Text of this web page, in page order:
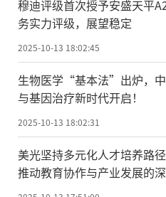
穆迪评级首次授予安盛天平
务实力评级，展望稳定
2025-10-13 18:02:45
生物医学“基本法”出炉，
与基因治疗新时代开启！
2025-10-13 18:02:31
美光坚持多元化人才培养路
推动教育协作与产业发展的